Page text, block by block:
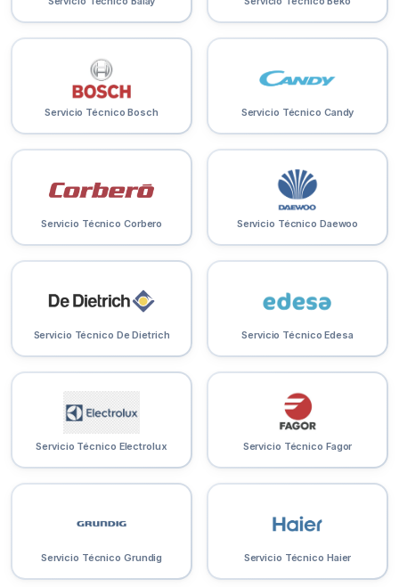
Servicio Técnico Bosch Servicio Técnico Candy
Servicio Técnico Corbero Servicio Técnico Daewoo
Servicio Técnico De Dietrich Servicio Técnico Edesa
Servicio Técnico Electrolux Servicio Técnico Fagor
Servicio Técnico Grundig Servicio Técnico Haier